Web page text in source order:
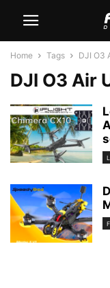
Home Tags DJI O3
DJI O3 Air